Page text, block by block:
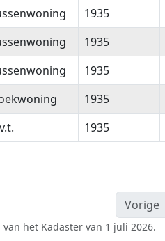
1935
1935
1935
1935
1935
Vorige
van het Kadaster van 1 juli 2026.